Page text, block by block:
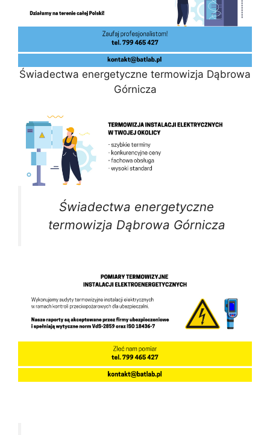
Świadectwa energetyczne termowizja Dąbrowa
Górnicza
Świadectwa energetyczne
termowizja Dąbrowa Górnicza